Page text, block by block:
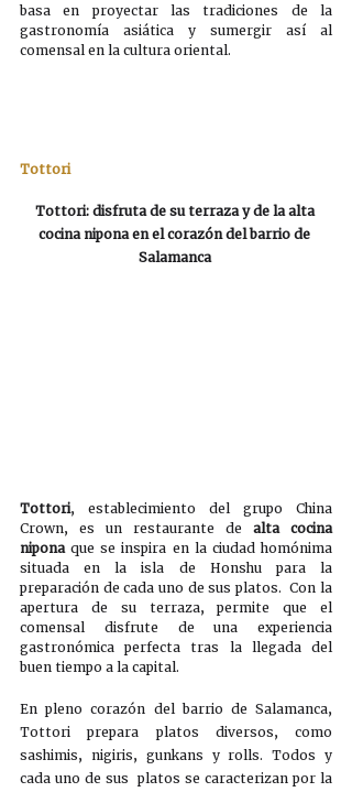
basa en proyectar las tradiciones de la
gastronomía asiática y sumergir así al
comensal en la cultura oriental.
Tottori
Tottori: disfruta de su terraza y de la alta
cocina nipona en el corazón del barrio de
Salamanca
Tottori, establecimiento del grupo China
Crown, es un restaurante de alta cocina
nipona que se inspira en la ciudad homónima
situada en la isla de Honshu para la
preparación de cada uno de sus platos.  Con la
apertura de su terraza, permite que el
comensal disfrute de una experiencia
gastronómica perfecta tras la llegada del
buen tiempo a la capital.
En pleno corazón del barrio de Salamanca,
Tottori prepara platos diversos, como
sashimis, nigiris, gunkans y rolls. Todos y